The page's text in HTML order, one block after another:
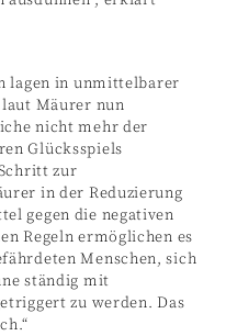
lagen in unmittelbarer
laut Mäurer nun
nicht mehr der
Glücksspiels
zur
in der Reduzierung
gegen die negativen
Regeln ermöglichen es
Menschen, sich
ständig mit
zu werden. Das